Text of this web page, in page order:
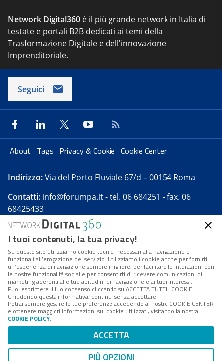
Network Digital360 è il più grande network in Italia di
testate e portali B2B dedicati ai temi della
Trasformazione Digitale e dell'innovazione
Imprenditoriale.
Seguici
About Tags Privacy & Cookie Cookie Center
Indirizzo:Via del Porto Fluviale 67/d – 00154 Roma
Contatti: info@forumpa.it- tel. 06 684251 - fax. 06
68425433
Forumpa.itè una pubblicazione telematica iscritta
presso Registro della stampa del Tribunale di Roma -
Reg. n. 182 del 2 maggio 2008 - Direttore resp. Michela
Stentella
FPA s.r.l. è società soggetta a Direzione e
Coordinamento da parte di Digital360 S.p.A. - FPA s.r.l.
è un'azienda certificata per il sistema di management
Codice Fiscale/Partita IVA n. 10693191008 - R.E.A. Roma
n. 1249791. ISP AWS
Mappa del sito
I tuoi contenuti, la tua privacy!
Su questo sito utilizziamo cookie tecnici necessari alla navigazione e
funzionali all’erogazione del servizio. Utilizziamo i cookie anche per fornirti
un’esperienza di navigazione sempre migliore, per facilitare le interazioni con
le nostre funzionalità social e per consentirti di ricevere comunicazioni di
marketing aderenti alle tue abitudini di navigazione e ai tuoi interessi.
Puoi esprimere il tuo consenso cliccando su ACCETTA TUTTI I COOKIE.
Chiudendo questa informativa, continui senza accettare.
Potrai sempre gestire le tue preferenze accedendo al nostro COOKIE CENTER
e ottenere maggiori informazioni sui cookie utilizzati, visitando la nostra
COOKIE POLICY.
ACCETTA
PIÙ OPZIONI